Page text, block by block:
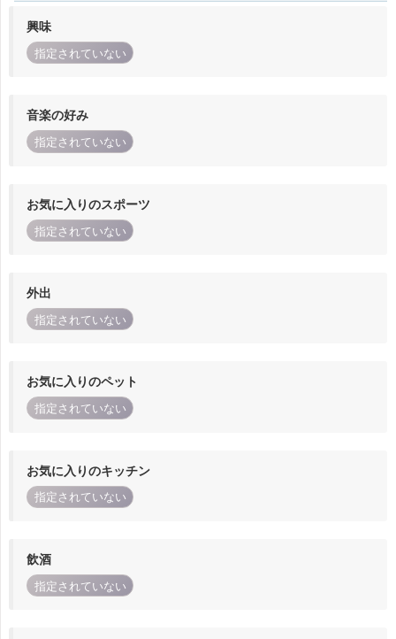
興味
指定されていない
音楽の好み
指定されていない
お気に入りのスポーツ
指定されていない
外出
指定されていない
お気に入りのペット
指定されていない
お気に入りのキッチン
指定されていない
飲酒
指定されていない